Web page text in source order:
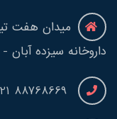
میدان هفت تیر
داروخانه سیزده آبان - پلاک 80 - واحد 5 -
88768669 021